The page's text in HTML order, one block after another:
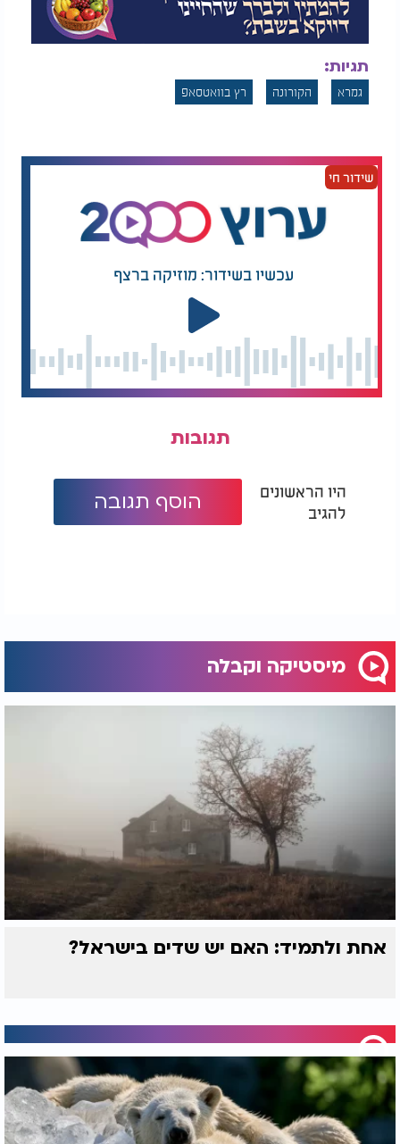
תגיות:
גמרא הקורונה רץ בוואטסאפ
שידור חי
עכשיו בשידור: מוזיקה ברצף
תגובות
היו הראשונים
להגיב
הוסף תגובה
מיסטיקה וקבלה
אחת ולתמיד: האם יש שדים בישראל?